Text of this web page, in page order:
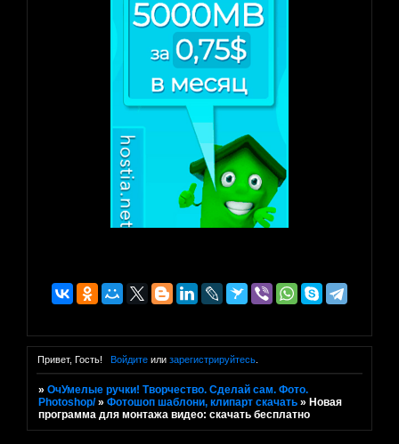
Привет, Гость! Войдитеили зарегистрируйтесь.
»ОчУмелые ручки! Творчество. Сделай сам. Фото.
Photoshop/ »Фотошоп шаблони, клипарт скачать » Новая
программа для монтажа видео: скачать бесплатно